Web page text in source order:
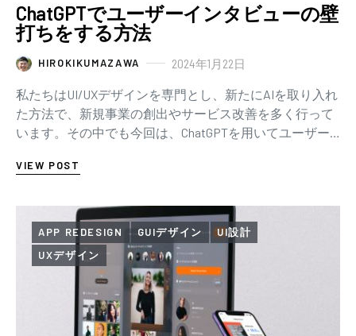
ChatGPTでユーザーインタビューの壁
打ちをする方法
HIROKIKUMAZAWA 2024年1月22日
私たちはUI/UXデザインを専門とし、新たにAIを取り入れ
た方法で、新規事業の創出やサービス改善を多く行って
います。その中でも今回は、ChatGPTを用いてユーザー
VIEW POST
APP REDESIGN GUIデザイン
UI設計
UXデザイン